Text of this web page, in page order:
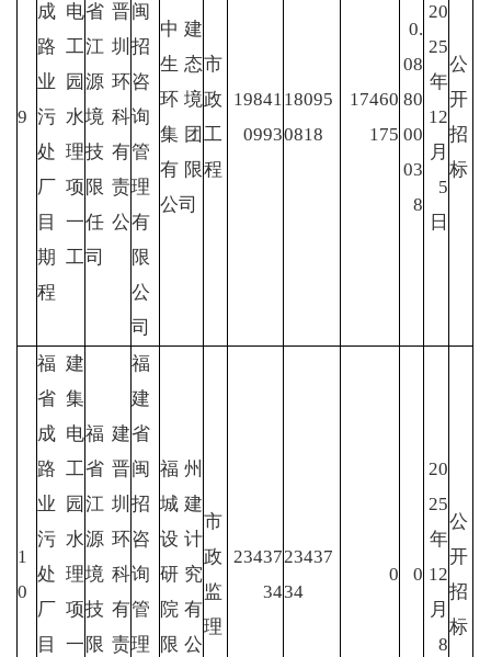
9
成电
路工
业园
污水
处理
厂项
目一
期工
程
省晋
江圳
源环
境科
技有
限责
任公
司
闽
招
咨
询
管
理
有
限
公
司
中建
生态
环境
集团
有限
公司
市
政
工
程
19841
0993
18095
0818
17460
175
0.
08
80
00
03
8
20
25
年
12
月
5
日
公
开
招
标
1
0
福建
省集
成电
路工
业园
污水
处理
厂项
目一
福建
省晋
江圳
源环
境科
技有
限责
福
建
省
闽
招
咨
询
管
理
福州
城建
设计
研究
院有
限公
市
政
监
理
23437
34
23437
34
0 0
20
25
年
12
月
8
公
开
招
标